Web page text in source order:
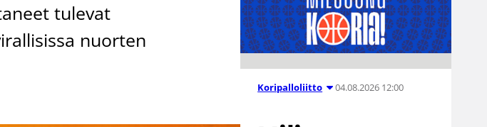
tulevat
nuorten
Koripalloliitto 04.08.2026 12:00